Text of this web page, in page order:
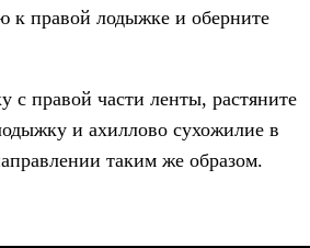
к правой лодыжке и оберните
с правой части ленты, растяните
и ахиллово сухожилие в
таким же образом.